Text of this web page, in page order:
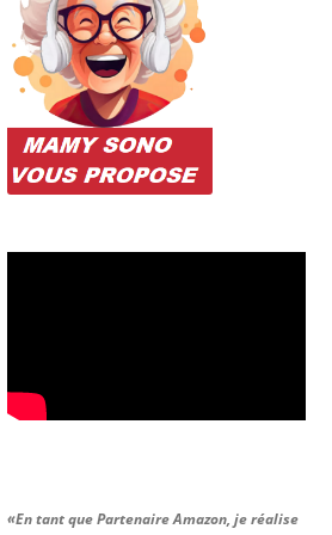
«En tant que Partenaire Amazon, je réalise